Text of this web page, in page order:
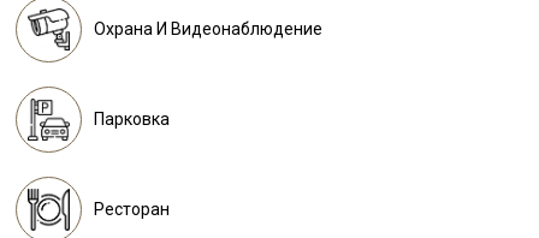
Охрана И Видеонаблюдение
Парковка
Ресторан